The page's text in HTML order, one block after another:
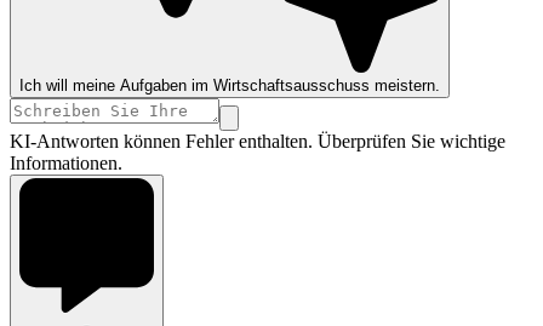
Ich will meine Aufgaben im Wirtschaftsausschuss meistern.
KI-Antworten können Fehler enthalten. Überprüfen Sie wichtige
Informationen.